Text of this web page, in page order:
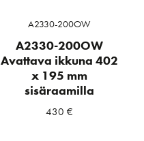
A2330-200OW
A2330-200OW
Avattava ikkuna 402
x 195 mm
sisäraamilla
430 €